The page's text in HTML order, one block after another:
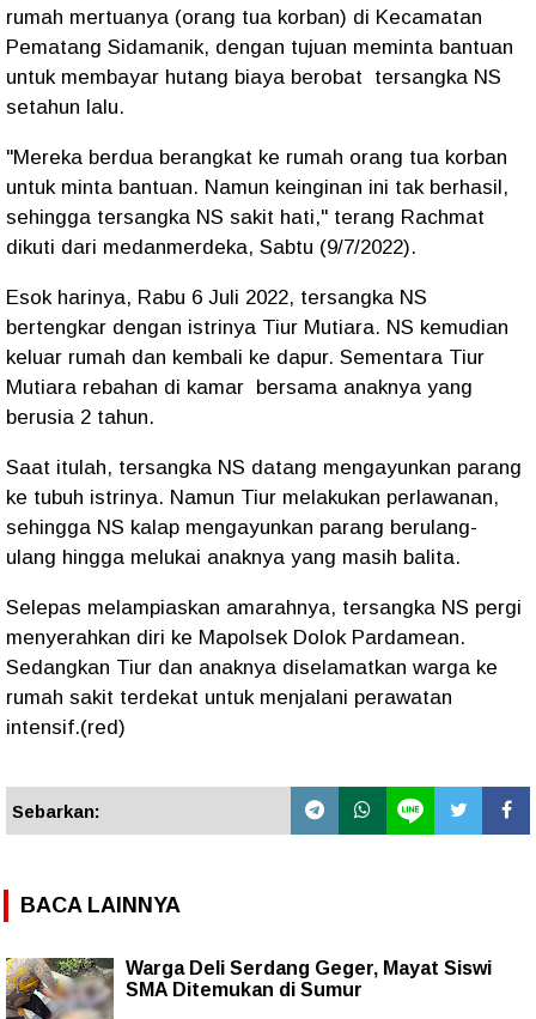
rumah mertuanya (orang tua korban) di Kecamatan
Pematang Sidamanik, dengan tujuan meminta bantuan
untuk membayar hutang biaya berobat tersangka NS
setahun lalu.
"Mereka berdua berangkat ke rumah orang tua korban
untuk minta bantuan. Namun keinginan ini tak berhasil,
sehingga tersangka NS sakit hati," terang Rachmat
dikuti dari medanmerdeka, Sabtu (9/7/2022).
Esok harinya, Rabu 6 Juli 2022, tersangka NS
bertengkar dengan istrinya Tiur Mutiara. NS kemudian
keluar rumah dan kembali ke dapur. Sementara Tiur
Mutiara rebahan di kamar bersama anaknya yang
berusia 2 tahun.
Saat itulah, tersangka NS datang mengayunkan parang
ke tubuh istrinya. Namun Tiur melakukan perlawanan,
sehingga NS kalap mengayunkan parang berulang-
ulang hingga melukai anaknya yang masih balita.
Selepas melampiaskan amarahnya, tersangka NS pergi
menyerahkan diri ke Mapolsek Dolok Pardamean.
Sedangkan Tiur dan anaknya diselamatkan warga ke
rumah sakit terdekat untuk menjalani perawatan
intensif.(red)
Sebarkan:
BACA LAINNYA
Warga Deli Serdang Geger, Mayat Siswi
SMA Ditemukan di Sumur